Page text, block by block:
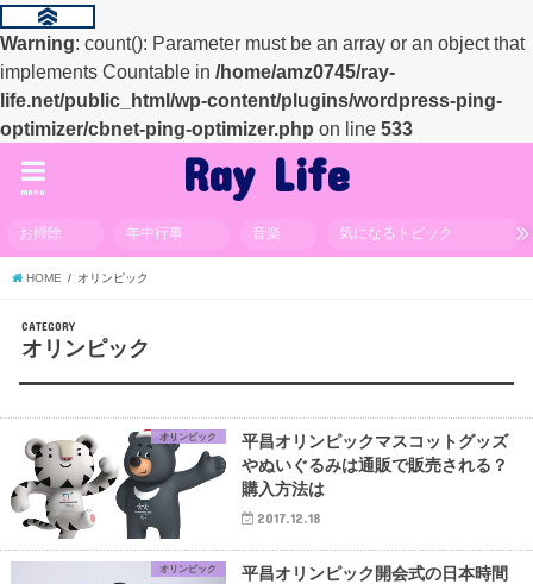
Warning: count(): Parameter must be an array or an object that
implements Countable in /home/amz0745/ray-
life.net/public_html/wp-content/plugins/wordpress-ping-
optimizer/cbnet-ping-optimizer.php on line 533
Ray Life
menu
お掃除 年中行事 音楽 気になるトピック
HOME オリンピック
CATEGORY
オリンピック
オリンピック
平昌オリンピックマスコットグッズ
やぬいぐるみは通販で販売される？
購入方法は
2017.12.18
オリンピック
平昌オリンピック開会式の日本時間